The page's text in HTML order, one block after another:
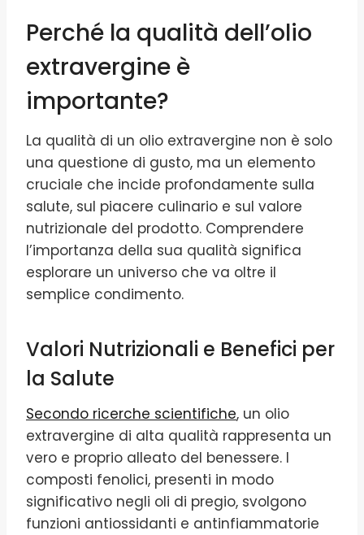
Perché la qualità dell’olio
extravergine è
importante?
La qualità di un olio extravergine non è solo
una questione di gusto, ma un elemento
cruciale che incide profondamente sulla
salute, sul piacere culinario e sul valore
nutrizionale del prodotto. Comprendere
l’importanza della sua qualità significa
esplorare un universo che va oltre il
semplice condimento.
Valori Nutrizionali e Benefici per
la Salute
Secondo ricerche scientifiche, un olio
extravergine di alta qualità rappresenta un
vero e proprio alleato del benessere. I
composti fenolici, presenti in modo
significativo negli oli di pregio, svolgono
funzioni antiossidanti e antinfiammatorie